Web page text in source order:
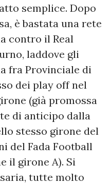
semplice. Dopo
è bastata una rete
contro il Real
laddove gli
fra Provinciale di
dei play off nel
(già promossa
di anticipo dalla
stesso girone del
del Fada Football
il girone A). Si
tutte molto